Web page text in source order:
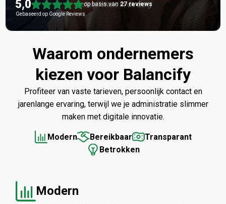
op basis van27 reviews
Gebaseerd op Google Reviews
Waarom ondernemers
kiezen voor Balancify
Profiteer van vaste tarieven, persoonlijk contact en
jarenlange ervaring, terwijl we je administratie slimmer
maken met digitale innovatie.
Modern Bereikbaar
Transparant
Betrokken
Modern